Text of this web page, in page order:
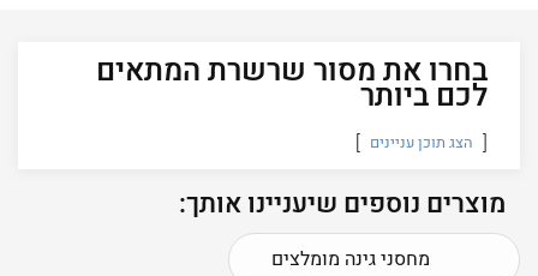
בחרו את מסור שרשרת המתאים
לכם ביותר
הצג תוכן עניינים
מוצרים נוספים שיעניינו אותך:
מחסני גינה מומלצים